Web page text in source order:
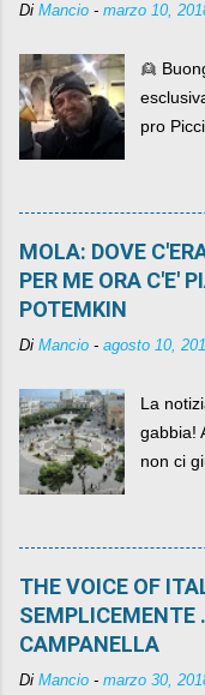
Di Mancio - marzo 10,
👱
pro
come
MOLA: DOVE
PER ME ORA C'E'
POTEMKIN
Di Mancio - agosto 10,
La
gabbia!
non ci
per un
più.
THE VOICE OF
SEMPLICEMENTE
CAMPANELLA
Di Mancio - marzo 30,